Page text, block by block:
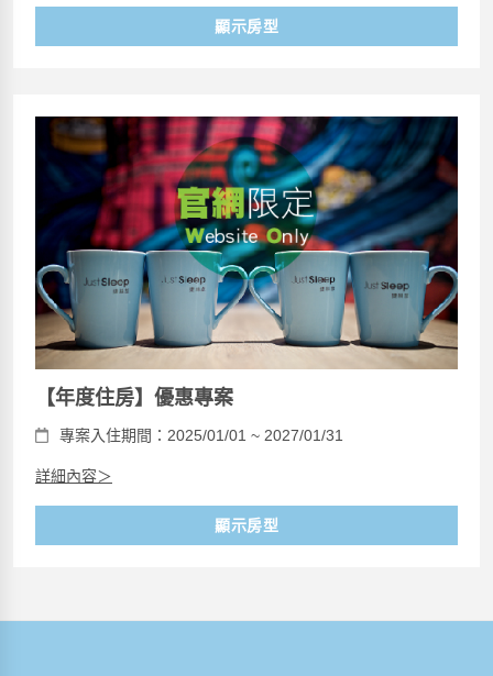
顯示房型
【年度住房】優惠專案
專案入住期間：2025/01/01 ~ 2027/01/31
詳細內容＞
顯示房型